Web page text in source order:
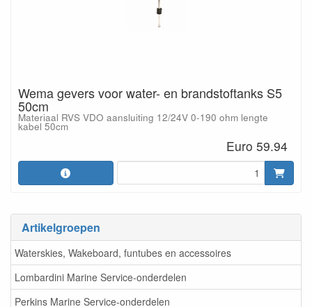
Artikelgroepen
Waterskies, Wakeboard, funtubes en accessoires
Lombardini Marine Service-onderdelen
Perkins Marine Service-onderdelen
Wema gevers voor water- en brandstoftanks S5
50cm
Materiaal RVS VDO aansluiting 12/24V 0-190 ohm lengte
kabel 50cm
Euro 59.94